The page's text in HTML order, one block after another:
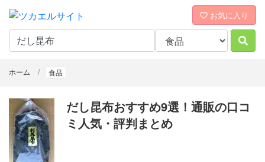
お気に入り
ホーム 食品
だし昆布おすすめ9選！通販の口コ
ミ人気・評判まとめ